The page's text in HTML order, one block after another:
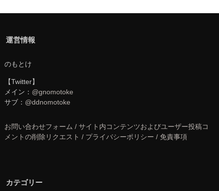
運営情報
のもとけ
【Twitter】
メイン： @gnomotoke
サブ： @ddnomotoke
お問い合わせフォーム / サイト内コンテンツおよびユーザー投稿コ
メントの削除リクエスト / プライバシーポリシー / 免責事項
カテゴリー